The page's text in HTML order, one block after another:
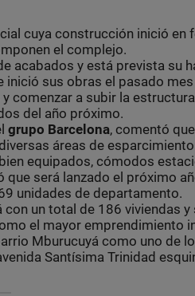
cuya construcción inició en
el complejo.
acabados y está prevista su
inició sus obras el pasado
comenzar a subir la
del año próximo.
grupo Barcelona, comentó
áreas de
equipados, cómodos
que será lanzado el próximo
unidades de departamento.
un total de 186 viviendas
el mayor emprendimiento
Mburucuyá como uno de
Santísima Trinidad